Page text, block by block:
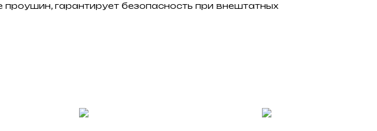
проушин, гарантирует безопасность при внештатных